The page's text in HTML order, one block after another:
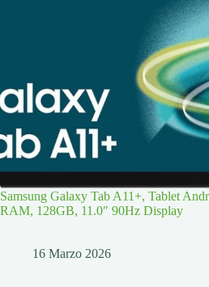
Samsung Galaxy Tab A11+, Tablet
RAM, 128GB, 11.0″ 90Hz Display
16 Marzo 2026